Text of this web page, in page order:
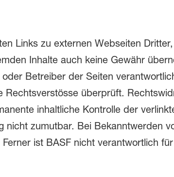
Links zu externen Webseiten
Inhalte auch keine Gewähr
Betreiber der Seiten
Rechtsverstösse überprüft.
inhaltliche Kontrolle der
nicht zumutbar. Bei Bekanntwerden
ist BASF nicht verantwortlich